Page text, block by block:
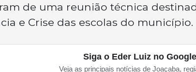
de uma reunião técnica
e Crise das escolas do município.
Siga o Eder Luiz no Google
Veja as principais notícias de Joaçaba,